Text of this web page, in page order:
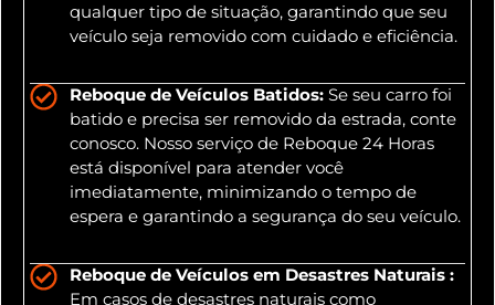
qualquer tipo de situação, garantindo que seu
veículo seja removido com cuidado e eficiência.
Reboque de Veículos Batidos: Se seu carro foi
batido e precisa ser removido da estrada, conte
conosco. Nosso serviço de Reboque 24 Horas
está disponível para atender você
imediatamente, minimizando o tempo de
espera e garantindo a segurança do seu veículo.
Reboque de Veículos em Desastres Naturais :
Em casos de desastres naturais como